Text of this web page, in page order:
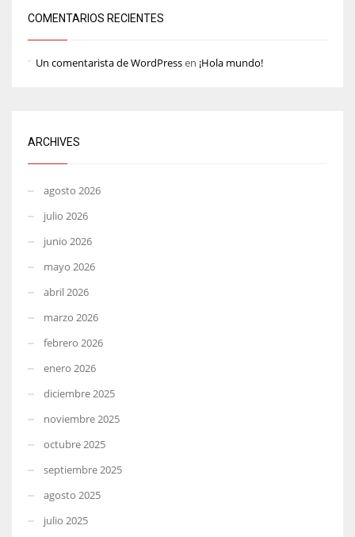
COMENTARIOS RECIENTES
Un comentarista de WordPressen ¡Hola mundo!
ARCHIVES
agosto 2026
julio 2026
junio 2026
mayo 2026
abril 2026
marzo 2026
febrero 2026
enero 2026
diciembre 2025
noviembre 2025
octubre 2025
septiembre 2025
agosto 2025
julio 2025